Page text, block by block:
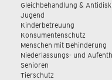
Gleichbehandlung &
Jugend
Kinderbetreuung
Konsumentenschutz
Menschen mit Behinderung
Niederlassungs- und
Senioren
Tierschutz